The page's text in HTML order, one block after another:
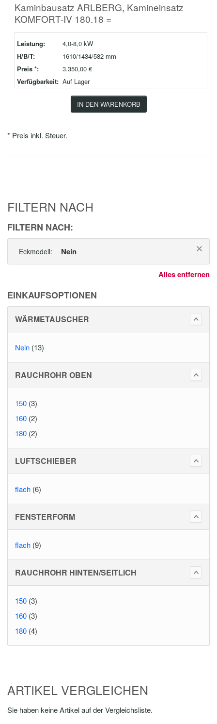
Kaminbausatz ARLBERG, Kamineinsatz
KOMFORT-IV 180.18 =
Leistung:
4,0-8,0 kW
H/B/T:
1610/1434/582 mm
Preis *:
3.350,00 €
Verfügbarkeit: Auf Lager
IN DEN WARENKORB
* Preis inkl. Steuer.
FILTERN NACH
FILTERN NACH:
Eckmodell: Nein
Alles entfernen
EINKAUFSOPTIONEN
WÄRMETAUSCHER
Nein (13)
RAUCHROHR OBEN
150 (3)
160 (2)
180 (2)
LUFTSCHIEBER
flach (6)
FENSTERFORM
flach (9)
RAUCHROHR HINTEN/SEITLICH
150 (3)
160 (3)
180 (4)
ARTIKEL VERGLEICHEN
Sie haben keine Artikel auf der Vergleichsliste.